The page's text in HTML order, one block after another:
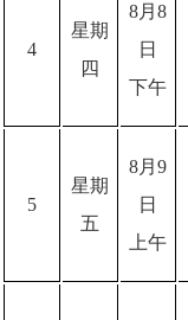
4
星期
四
8月 8
日
下午
5
星期
五
8月 9
日
上午